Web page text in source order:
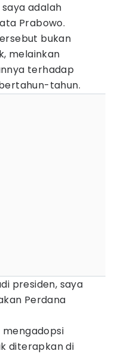
adalah
Prabowo.
bukan
melainkan
terhadap
tahun.
presiden, saya
Perdana
mengadopsi
diterapkan di